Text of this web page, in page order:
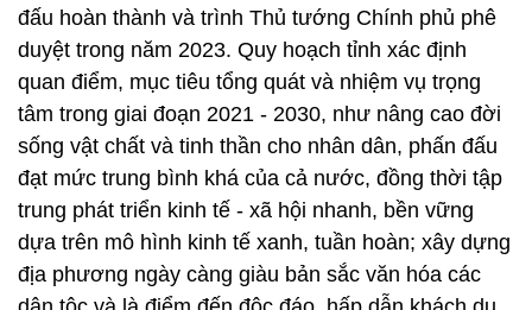
đấu hoàn thành và trình Thủ tướng Chính phủ phê
duyệt trong năm 2023. Quy hoạch tỉnh xác định
quan điểm, mục tiêu tổng quát và nhiệm vụ trọng
tâm trong giai đoạn 2021 - 2030, như nâng cao đời
sống vật chất và tinh thần cho nhân dân, phấn đấu
đạt mức trung bình khá của cả nước, đồng thời tập
trung phát triển kinh tế - xã hội nhanh, bền vững
dựa trên mô hình kinh tế xanh, tuần hoàn; xây dựng
địa phương ngày càng giàu bản sắc văn hóa các